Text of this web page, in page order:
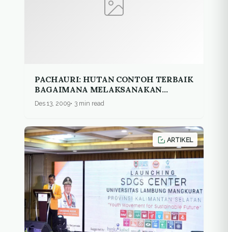
PACHAURI: HUTAN CONTOH TERBAIK
BAGAIMANA MELAKSANAKAN
MITIGASI DAN ADAPTASI
BERSAMAAN
Des 13, 2009 3 min read
ARTIKEL